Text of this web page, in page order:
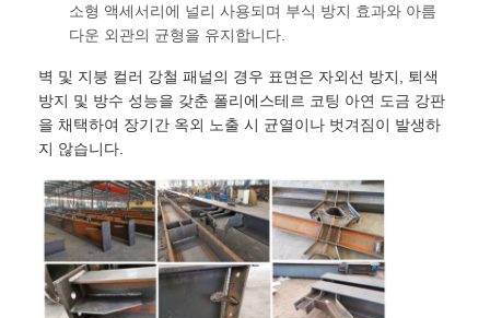
소형 액세서리에 널리 사용되며 부식 방지 효과와 아름
다운 외관의 균형을 유지합니다.
벽 및 지붕 컬러 강철 패널의 경우 표면은 자외선 방지, 퇴색
방지 및 방수 성능을 갖춘 폴리에스테르 코팅 아연 도금 강판
을 채택하여 장기간 옥외 노출 시 균열이나 벗겨짐이 발생하
지 않습니다.